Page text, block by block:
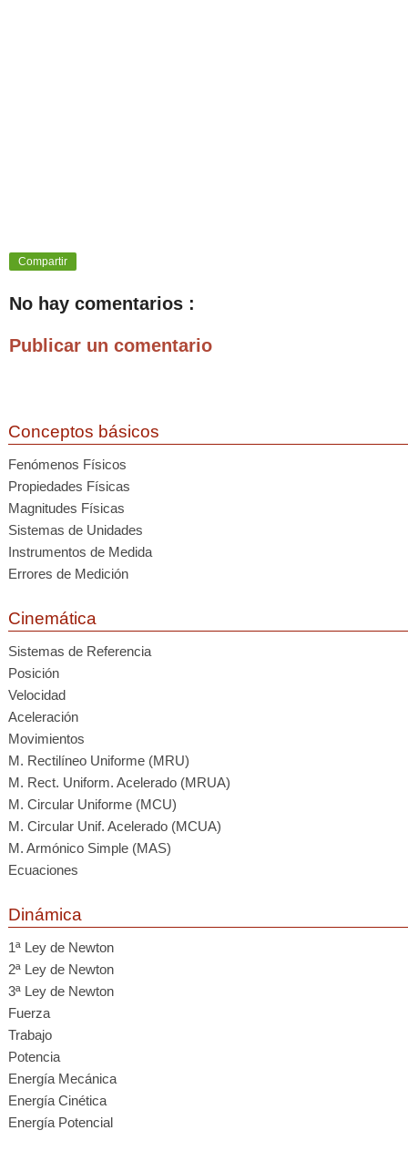
Compartir
No hay comentarios :
Publicar un comentario
Conceptos básicos
Fenómenos Físicos
Propiedades Físicas
Magnitudes Físicas
Sistemas de Unidades
Instrumentos de Medida
Errores de Medición
Cinemática
Sistemas de Referencia
Posición
Velocidad
Aceleración
Movimientos
M. Rectilíneo Uniforme (MRU)
M. Rect. Uniform. Acelerado (MRUA)
M. Circular Uniforme (MCU)
M. Circular Unif. Acelerado (MCUA)
M. Armónico Simple (MAS)
Ecuaciones
Dinámica
1ª Ley de Newton
2ª Ley de Newton
3ª Ley de Newton
Fuerza
Trabajo
Potencia
Energía Mecánica
Energía Cinética
Energía Potencial